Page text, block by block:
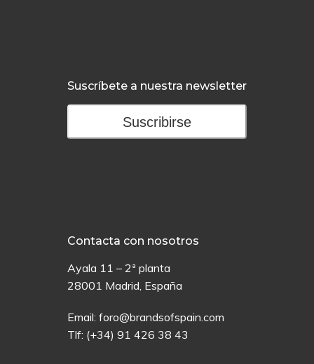
Suscríbete a nuestra newsletter
Suscribirse
Contacta con nosotros
Ayala 11 – 2ª planta
28001 Madrid, España
Email: foro@brandsofspain.com
Tlf: (+34) 91 426 38 43